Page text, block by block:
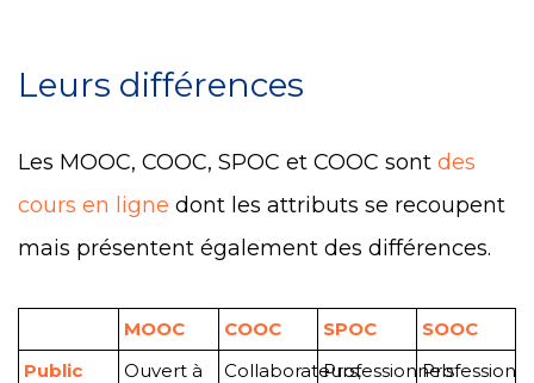
Leurs différences
Les MOOC, COOC, SPOC et COOC sont des
cours en ligne dont les attributs se recoupent
mais présentent également des différences.
MOOC COOC SPOC
SOOC
Public
Ouvert à
Collaborateurs,Professionnels